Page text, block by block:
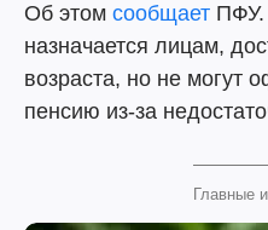
Об этом сообщает ПФУ.
назначается лицам,
возраста, но не могут
пенсию из-за
Главные